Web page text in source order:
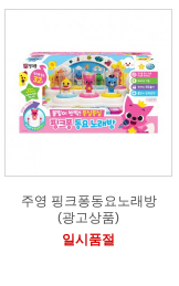
주영 핑크퐁동요노래방
(광고상품)
일시품절